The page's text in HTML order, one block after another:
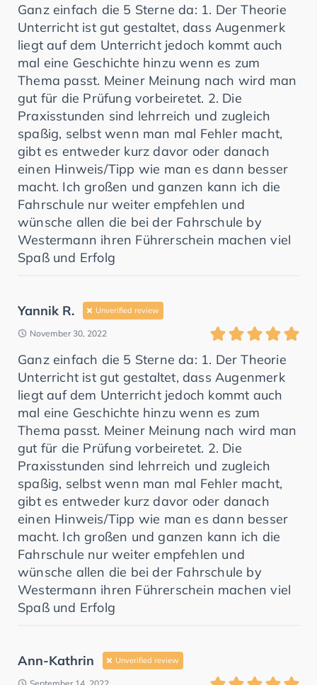
Ganz einfach die 5 Sterne da: 1. Der Theorie
Unterricht ist gut gestaltet, dass Augenmerk
liegt auf dem Unterricht jedoch kommt auch
mal eine Geschichte hinzu wenn es zum
Thema passt. Meiner Meinung nach wird man
gut für die Prüfung vorbeiretet. 2. Die
Praxisstunden sind lehrreich und zugleich
spaßig, selbst wenn man mal Fehler macht,
gibt es entweder kurz davor oder danach
einen Hinweis/Tipp wie man es dann besser
macht. Ich großen und ganzen kann ich die
Fahrschule nur weiter empfehlen und
wünsche allen die bei der Fahrschule by
Westermann ihren Führerschein machen viel
Spaß und Erfolg
Yannik R. Unverified review
November 30, 2022
Ganz einfach die 5 Sterne da: 1. Der Theorie
Unterricht ist gut gestaltet, dass Augenmerk
liegt auf dem Unterricht jedoch kommt auch
mal eine Geschichte hinzu wenn es zum
Thema passt. Meiner Meinung nach wird man
gut für die Prüfung vorbeiretet. 2. Die
Praxisstunden sind lehrreich und zugleich
spaßig, selbst wenn man mal Fehler macht,
gibt es entweder kurz davor oder danach
einen Hinweis/Tipp wie man es dann besser
macht. Ich großen und ganzen kann ich die
Fahrschule nur weiter empfehlen und
wünsche allen die bei der Fahrschule by
Westermann ihren Führerschein machen viel
Spaß und Erfolg
Ann-Kathrin Unverified review